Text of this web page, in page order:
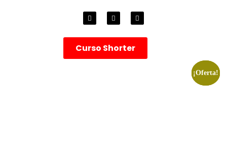
Curso Shorter
¡Oferta!
¡Oferta!
¡Oferta!